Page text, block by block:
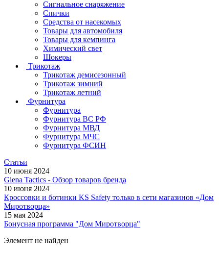
Сигнальное снаряжение
Спички
Средства от насекомых
Товары для автомобиля
Товары для кемпинга
Химический свет
Шокеры
Трикотаж
Трикотаж демисезонный
Трикотаж зимний
Трикотаж летний
Фурнитура
Фурнитура
Фурнитура ВС РФ
Фурнитура МВД
Фурнитура МЧС
Фурнитура ФСИН
Статьи
10 июня 2024
Giena Tactics - Обзор товаров бренда
10 июня 2024
Кроссовки и ботинки KS Safety только в сети магазинов «Дом
Миротворца»
15 мая 2024
Бонусная программа "Дом Миротворца"
Элемент не найден